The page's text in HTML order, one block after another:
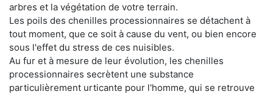
arbres et la végétation de votre terrain.
Les poils des chenilles processionnaires se détachent à
tout moment, que ce soit à cause du vent, ou bien encore
sous l'effet du stress de ces nuisibles.
Au fur et à mesure de leur évolution, les chenilles
processionnaires secrètent une substance
particulièrement urticante pour l'homme, qui se retrouve